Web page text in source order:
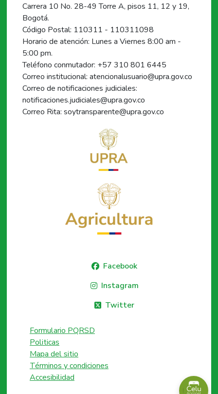
Carrera 10 No. 28-49 Torre A, pisos 11, 12 y 19,
Bogotá.
Código Postal: 110311 - 110311098
Horario de atención: Lunes a Viernes 8:00 am -
5:00 pm.
Teléfono conmutador: +57 310 801 6445
Correo institucional: atencionalusuario@upra.gov.co
Correo de notificaciones judiciales:
notificaciones.judiciales@upra.gov.co
Correo Rita: soytransparente@upra.gov.co
Facebook
Instagram
Twitter
Formulario PQRSD
Politicas
Mapa del sitio
Términos y condiciones
Accesibilidad